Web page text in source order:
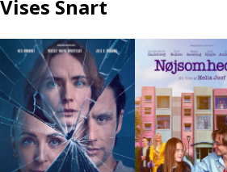
Vises Snart